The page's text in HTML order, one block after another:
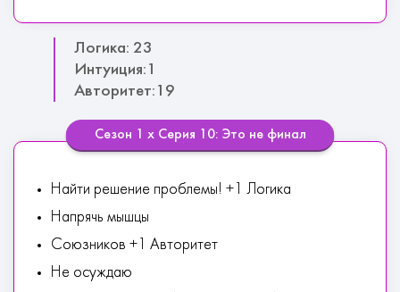
Логика: 23
Интуиция:1
Авторитет:19
Сезон 1 х Серия 10: Это не финал
Найти решение проблемы! +1 Логика
Напрячь мышцы
Союзников +1 Авторитет
Не осуждаю